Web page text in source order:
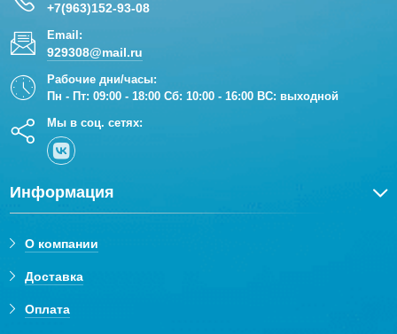
+7(963)152-93-08
Email:
929308@mail.ru
Рабочие дни/часы:
Пн - Пт: 09:00 - 18:00 Сб: 10:00 - 16:00 ВС: выходной
Мы в соц. сетях:
Информация
О компании
Доставка
Оплата